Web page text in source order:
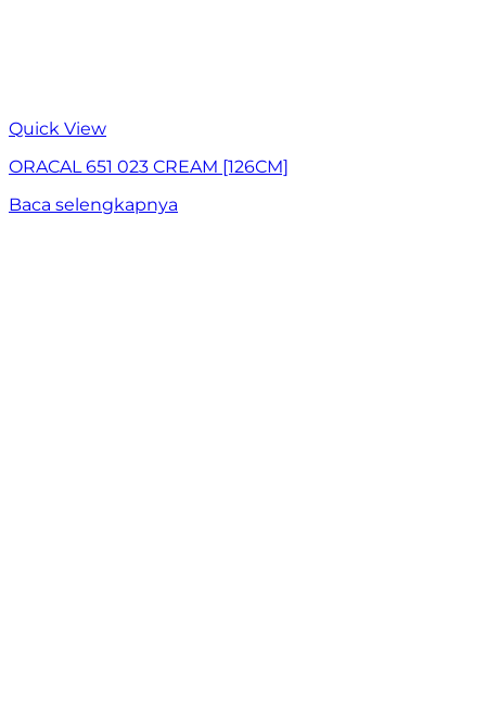
Quick View
ORACAL 651 023 CREAM [126CM]
Baca selengkapnya